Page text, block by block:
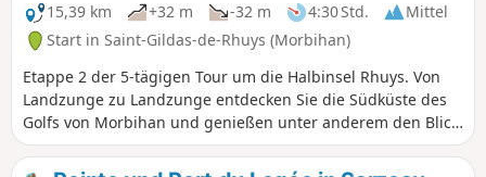
15,39 km
+32 m -32 m 4:30 Std.
Mittel
Start in Saint-Gildas-de-Rhuys (Morbihan)
Etappe 2 der 5-tägigen Tour um die Halbinsel Rhuys. Von
Landzunge zu Landzunge entdecken Sie die Südküste des
Golfs von Morbihan und genießen unter anderem den Blick
auf die Île aux Moines, die Île d'Ars und den Eingang zum
Golf, während Sie durch typische Dörfer wandern und das